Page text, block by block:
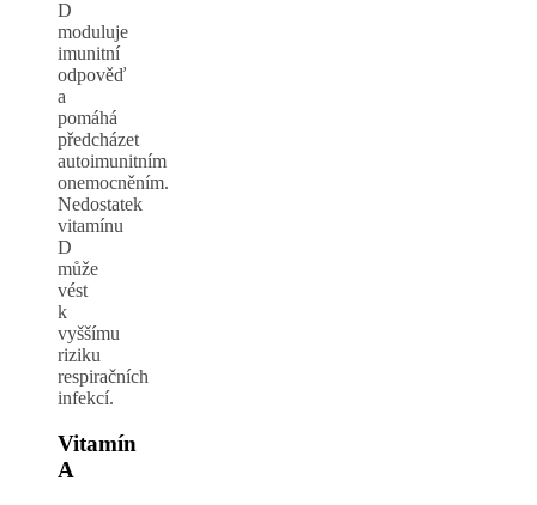
D
moduluje
imunitní
odpověď
a
pomáhá
předcházet
autoimunitním
onemocněním.
Nedostatek
vitamínu
D
může
vést
k
vyššímu
riziku
respiračních
infekcí.
Vitamín
A